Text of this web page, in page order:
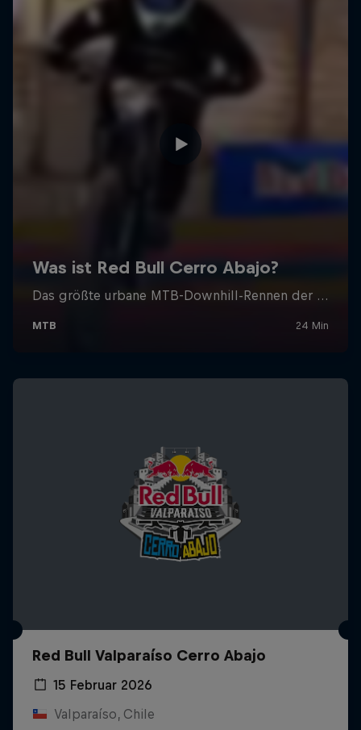
Red Bull Valparaíso Cerro Abajo
15 Februar 2026
Valparaíso, Chile